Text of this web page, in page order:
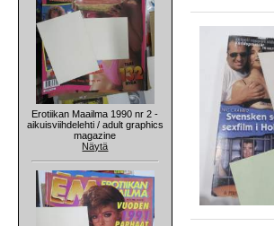
Erotiikan Maailma 1990 nr 2 -
aikuisviihdelehti / adult graphics
magazine
Näytä